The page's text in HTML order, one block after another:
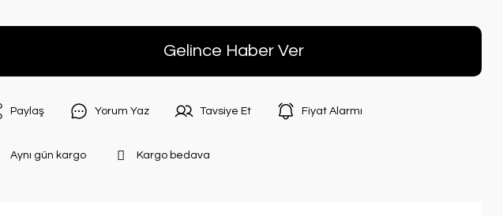
Gelince Haber Ver
Paylaş Yorum Yaz Tavsiye Et Fiyat Alarmı
Aynı gün kargo Kargo bedava